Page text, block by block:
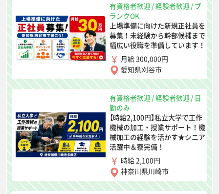
有資格者歓迎 /経験者歓迎 / ブ
ランクOK
上場準備に向けた新規正社員を
募集！未経験から幹部候補まで
幅広い役職を準備しています！
月給 300,000円
愛知県刈谷市
有資格者歓迎 /経験者歓迎 / 日
勤のみ
【時給2,100円】私立大学で工作
機械の加工・授業サポート！機
械加工の経験を活かす★シニア
活躍中＆寮完備！
時給 2,100円
神奈川県川崎市